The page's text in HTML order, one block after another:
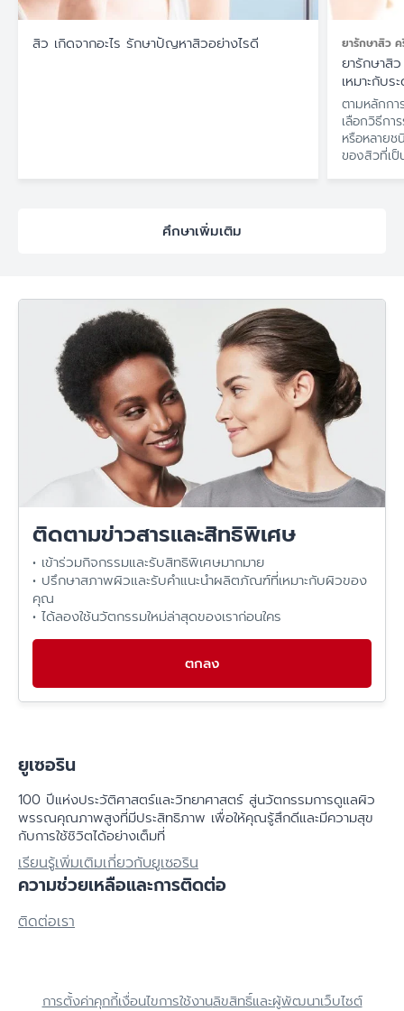
สิว เกิดจากอะไร รักษาปัญหาสิวอย่างไรดี
ยารักษาสิว
ความรุนแรง
ยารักษาสิ
เหมาะกับ
ตามหลักก
เลือกวิธีกา
หรือหลาย
ของสิวที่เป็
ศึกษาเพิ่มเติม
ติดตามข่าวสารและสิทธิพิเศษ
• เข้าร่วมกิจกรรมและรับสิทธิพิเศษมากมาย
• ปรึกษาสภาพผิวและรับคำแนะนำผลิตภัณฑ์ที่เหมาะกับผิวของ
คุณ
• ได้ลองใช้นวัตกรรมใหม่ล่าสุดของเราก่อนใคร
ตกลง
ยูเซอริน
100 ปีแห่งประวัติศาสตร์​และวิทยาศาสตร์ สู่นวัตกรรมการดูแลผิว
พรรณคุณภาพสูงที่มีประสิทธิภาพ เพื่อให้คุณรู้สึกดีและมีความสุข
กับการใช้ชิวิตได้อย่างเต็มที่
เรียนรู้เพิ่มเติมเกี่ยวกับยูเซอริน
ความช่วยเหลือและการติดต่อ
ติดต่อเรา
การตั้งค่าคุกกี้เงื่อนไขการใช้งานลิขสิทธิ์และผู้พัฒนาเว็บไซต์